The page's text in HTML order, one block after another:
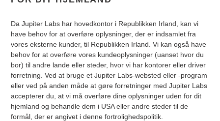
Da Jupiter Labs har hovedkontor i Republikken Irland, kan vi
have behov for at overføre oplysninger, der er indsamlet fra
vores eksterne kunder, til Republikken Irland. Vi kan også have
behov for at overføre vores kundeoplysninger (uanset hvor du
bor) til andre lande eller steder, hvor vi har kontorer eller driver
forretning. Ved at bruge et Jupiter Labs-websted eller -program
eller ved på anden måde at gøre forretninger med Jupiter Labs
accepterer du, at vi må overføre dine oplysninger uden for dit
hjemland og behandle dem i USA eller andre steder til de
formål, der er angivet i denne fortrolighedspolitik.